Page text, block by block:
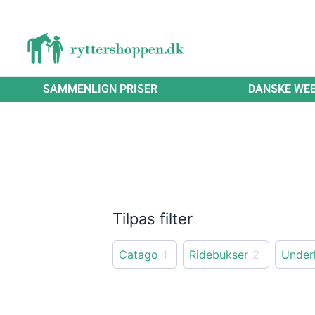
indholdet
SAMMENLIGN PRISER DANSKE
Tilpas filter
Catago 1 Ridebukser 2